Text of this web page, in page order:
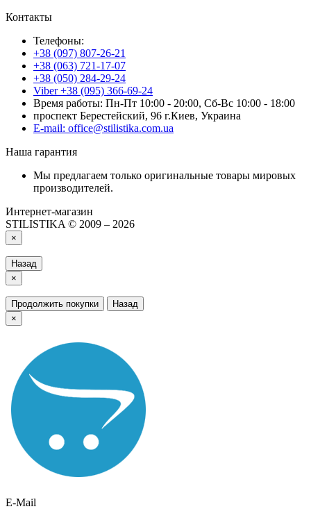
Контакты
Телефоны:
+38 (097) 807-26-21
+38 (063) 721-17-07
+38 (050) 284-29-24
Viber +38 (095) 366-69-24
Время работы: Пн-Пт 10:00 - 20:00, Сб-Вс 10:00 - 18:00
проспект Берестейский, 96 г.Киев, Украина
E-mail: office@stilistika.com.ua
Наша гарантия
Мы предлагаем только оригинальные товары мировых
производителей.
Интернет-магазин
STILISTIKA © 2009 – 2026
×
Назад
×
Продолжить покупки
Назад
×
E-Mail